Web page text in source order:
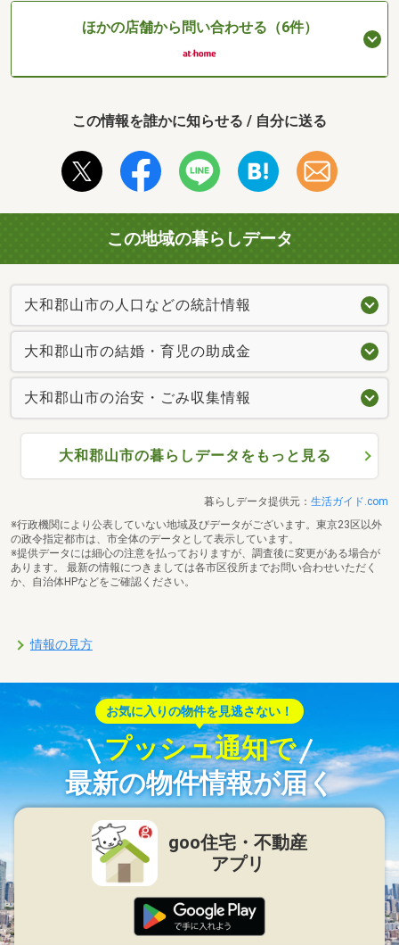
ほかの店舗から問い合わせる（6件）
この情報を誰かに知らせる / 自分に送る
この地域の暮らしデータ
大和郡山市の人口などの統計情報
大和郡山市の結婚・育児の助成金
大和郡山市の治安・ごみ収集情報
大和郡山市の暮らしデータをもっと見る
暮らしデータ提供元： 生活ガイド.com
※行政機関により公表していない地域及びデータがございます。東京23区以外
の政令指定都市は、市全体のデータとして表示しています。
※提供データには細心の注意を払っておりますが、調査後に変更がある場合が
あります。 最新の情報につきましては各市区役所までお問い合わせいただく
か、自治体HPなどをご確認ください。
情報の見方
お気に入りの物件を見逃さない！
プッシュ通知で
最新の物件情報が届く
goo住宅・不動産
アプリ